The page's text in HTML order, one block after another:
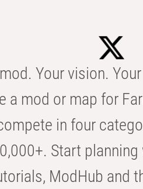
Your vision.
a mod or map for
in four
Start planning
ModHub and